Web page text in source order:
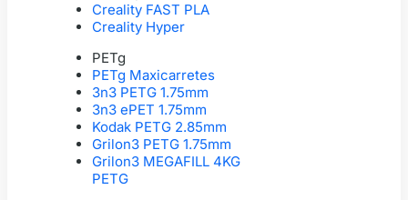
Creality FAST PLA
Creality Hyper
PETg
PETg Maxicarretes
3n3 PETG 1.75mm
3n3 ePET 1.75mm
Kodak PETG 2.85mm
Grilon3 PETG 1.75mm
Grilon3 MEGAFILL 4KG
PETG